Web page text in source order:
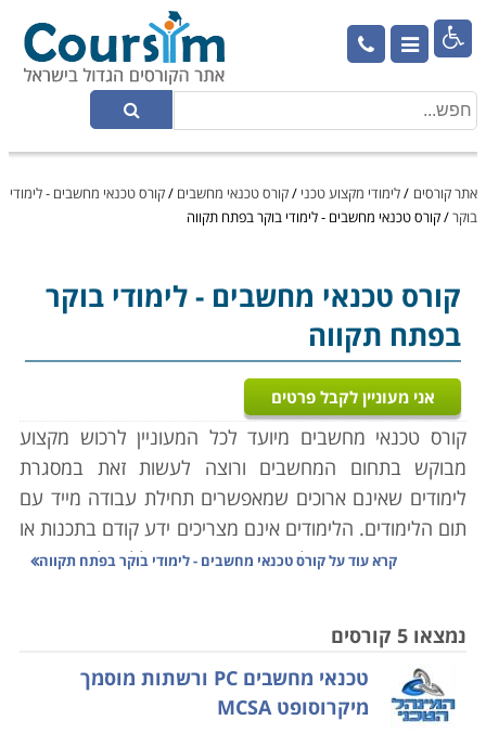

אתר קורסים /לימודי מקצוע טכני /קורס טכנאי מחשבים /קורס טכנאי מחשבים - לימודי
בוקר/קורס טכנאי מחשבים - לימודי בוקר בפתח תקווה
קורס טכנאי מחשבים - לימודי בוקר
בפתח תקווה
אני מעוניין לקבל פרטים
קורס טכנאי מחשבים מיועד לכל המעוניין לרכוש מקצוע
מבוקש בתחום המחשבים ורוצה לעשות זאת במסגרת
לימודים שאינם ארוכים שמאפשרים תחילת עבודה מייד עם
תום הלימודים. הלימודים אינם מצריכים ידע קודם בתכנות או
בתחומים אחרים מעולם המחשבים, והם כוללים לימוד האופן
במערכות קיימות. במסגרת הלימודים מוצעים הקורסים
הבאים:
קרא עוד עלקורס טכנאי מחשבים - לימודי בוקר בפתח תקווה
נמצאו 5 קורסים
טכנאי מחשבים PC ורשתות מוסמך
מיקרוסופט MCSA